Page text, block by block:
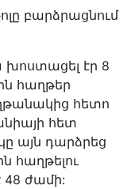
բարձրացնում
խոստացել էր 8
հաղթեր
հետո
հետ
այն դարձրեց
հաղթելու
48 ժամի: